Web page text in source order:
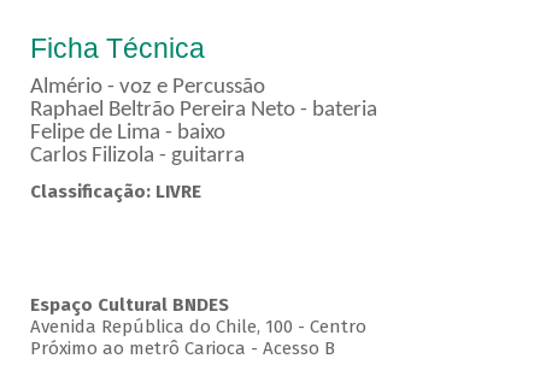
Ficha Técnica
Almério - voz e Percussão
Raphael Beltrão Pereira Neto - bateria
Felipe de Lima - baixo
Carlos Filizola - guitarra
Classificação: LIVRE
Espaço Cultural BNDES
Avenida República do Chile, 100 - Centro
Próximo ao metrô Carioca - Acesso B